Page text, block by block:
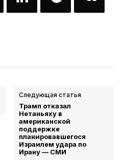
Следующая статья
Трамп отказал
Нетаньяху в
американской
поддержке
планировавшегося
Израилем удара по
Ирану — СМИ